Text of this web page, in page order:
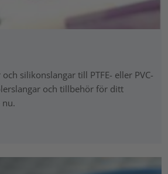
silikonslangar till PTFE- eller PVC-
och tillbehör för ditt